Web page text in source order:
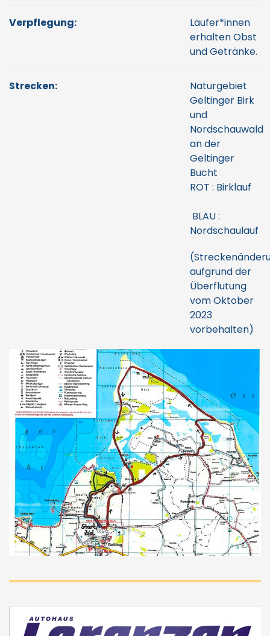
Verpflegung:
Läufer*innen
erhalten Obst
und Getränke.
Strecken:
Naturgebiet
Geltinger Birk
und
Nordschauwald
an der
Geltinger
Bucht
ROT : Birklauf
BLAU :
Nordschaulauf
aufgrund der
Überflutung
vom Oktober
2023
vorbehalten)